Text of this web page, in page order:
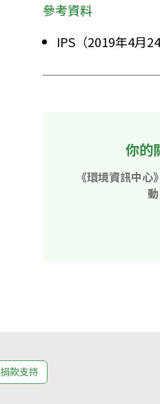
參考資料
IPS（2019年4月
你的
《環境資訊中
捐款支持